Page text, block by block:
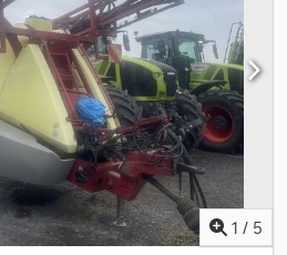
par capteurs à ultrasons 0150
0160 Conduite de rinçage
1 / 5